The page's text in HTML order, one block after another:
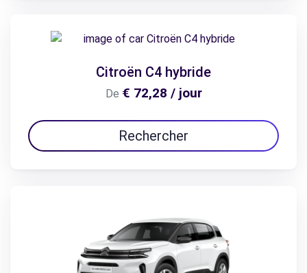
Citroën C4 hybride
De € 72,28 / jour
Rechercher